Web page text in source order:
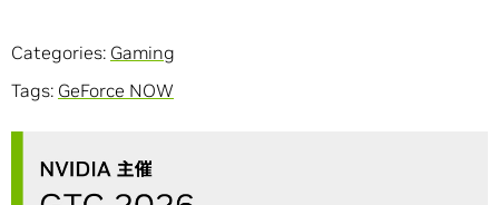
Categories: Gaming
Tags: GeForce NOW